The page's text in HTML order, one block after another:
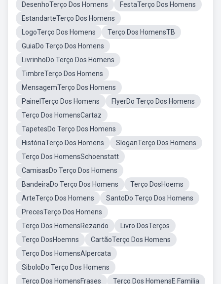
DesenhoTerço Dos Homens
FestaTerço Dos Homens
EstandarteTerço Dos Homens
LogoTerço Dos Homens
Terço Dos HomensTB
GuiaDo Terço Dos Homens
LivrinhoDo Terço Dos Homens
TimbreTerço Dos Homens
MensagemTerço Dos Homens
PainelTerço Dos Homens
FlyerDo Terço Dos Homens
Terço Dos HomensCartaz
TapetesDo Terço Dos Homens
HistóriaTerço Dos Homens
SloganTerço Dos Homens
Terço Dos HomensSchoenstatt
CamisasDo Terço Dos Homens
BandeiraDo Terço Dos Homens
Terço DosHoems
ArteTerço Dos Homens
SantoDo Terço Dos Homens
PrecesTerço Dos Homens
Terço Dos HomensRezando
Livro DosTerços
Terço DosHoemns
CartãoTerço Dos Homens
Terço Dos HomensAlpercata
SiboloDo Terço Dos Homens
Terço Dos HomensFrases
Terço Dos HomensE Familia